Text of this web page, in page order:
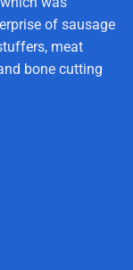
of sausage
meat
bone cutting